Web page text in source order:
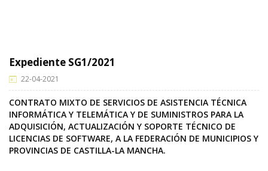
Expediente SG1/2021
22-04-2021
CONTRATO MIXTO DE SERVICIOS DE ASISTENCIA TÉCNICA
INFORMÁTICA Y TELEMÁTICA Y DE SUMINISTROS PARA LA
ADQUISICIÓN, ACTUALIZACIÓN Y SOPORTE TÉCNICO DE
LICENCIAS DE SOFTWARE, A LA FEDERACIÓN DE MUNICIPIOS Y
PROVINCIAS DE CASTILLA-LA MANCHA.